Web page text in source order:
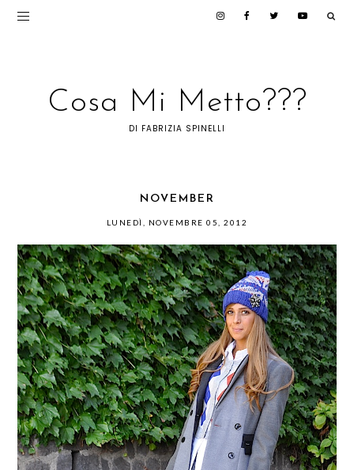
Cosa Mi Metto???
DI FABRIZIA SPINELLI
NOVEMBER
LUNEDÌ, NOVEMBRE 05, 2012